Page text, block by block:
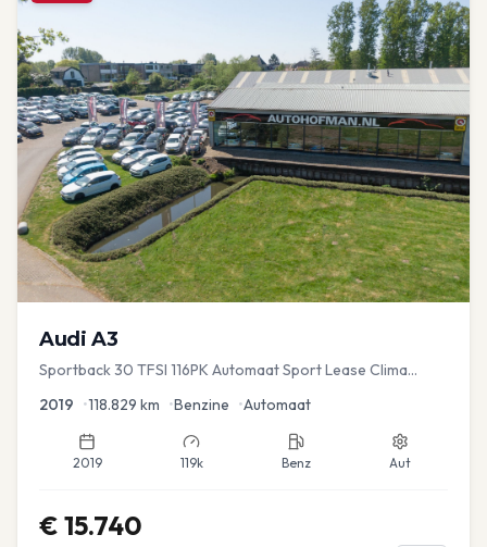
Audi A3
Sportback 30 TFSI 116PK Automaat Sport Lease Clima
2019 •118.829 km •Benzine •Automaat
2019 119k Benz Aut
€ 15.740